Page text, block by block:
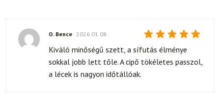
Értékelés:
O. Bence 2026.01.08.
Kiváló minőségű szett, a sífutás élménye
sokkal jobb lett tőle. A cipő tökéletes passzol,
a lécek is nagyon időtállóak.